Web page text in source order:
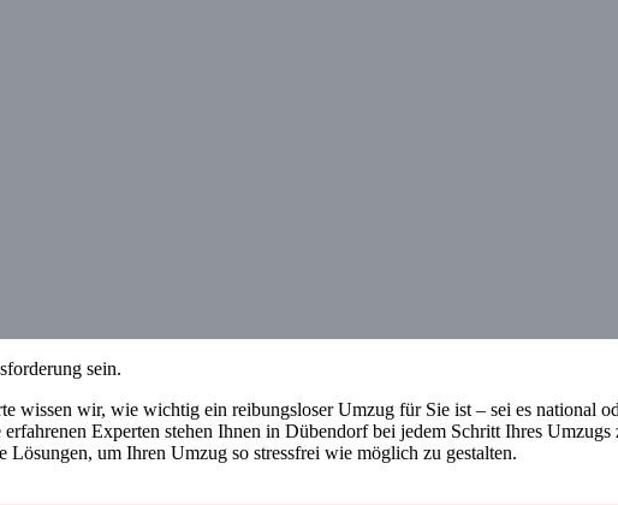
sein.
wissen wir, wie wichtig ein reibungsloser Umzug für Sie ist – sei es national
Experten stehen Ihnen in Dübendorf bei jedem Schritt Ihres Umzugs
um Ihren Umzug so stressfrei wie möglich zu gestalten.